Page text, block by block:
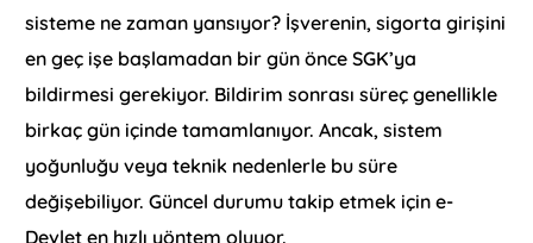
sisteme ne zaman yansıyor? İşverenin, sigorta girişini
en geç işe başlamadan bir gün önce SGK’ya
bildirmesi gerekiyor. Bildirim sonrası süreç genellikle
birkaç gün içinde tamamlanıyor. Ancak, sistem
yoğunluğu veya teknik nedenlerle bu süre
değişebiliyor. Güncel durumu takip etmek için e-
Devlet en hızlı yöntem oluyor.